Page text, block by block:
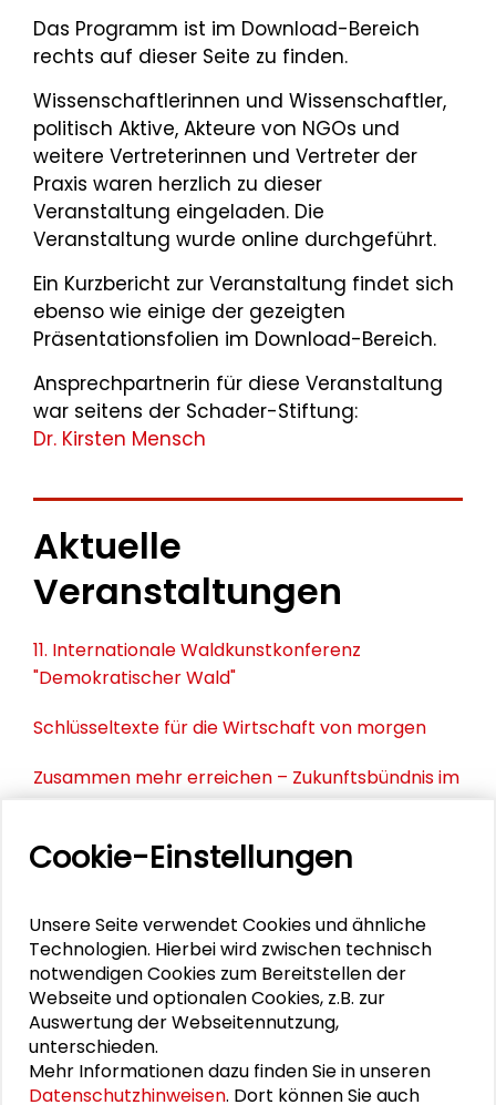
Das Programm ist im Download-Bereich
rechts auf dieser Seite zu finden.
Wissenschaftlerinnen und Wissenschaftler,
politisch Aktive, Akteure von NGOs und
weitere Vertreterinnen und Vertreter der
Praxis waren herzlich zu dieser
Veranstaltung eingeladen. Die
Veranstaltung wurde online durchgeführt.
Ein Kurzbericht zur Veranstaltung findet sich
ebenso wie einige der gezeigten
Präsentationsfolien im Download-Bereich.
Ansprechpartnerin für diese Veranstaltung
war seitens der Schader-Stiftung:
Dr. Kirsten Mensch
Aktuelle
Veranstaltungen
11. Internationale Waldkunstkonferenz
"Demokratischer Wald"
Schlüsseltexte für die Wirtschaft von morgen
Zusammen mehr erreichen – Zukunftsbündnis im
Dialog
Schader-Festival 2026
DOWNLOADS
Programm Menschenrechte und SDGs
Präsentation Hannah Birkenkötter
Cookie-Einstellungen
Unsere Seite verwendet Cookies und ähnliche
Technologien. Hierbei wird zwischen technisch
notwendigen Cookies zum Bereitstellen der
Webseite und optionalen Cookies, z.B. zur
Auswertung der Webseitennutzung,
unterschieden.
Mehr Informationen dazu finden Sie in unseren
Datenschutzhinweisen. Dort können Sie auch